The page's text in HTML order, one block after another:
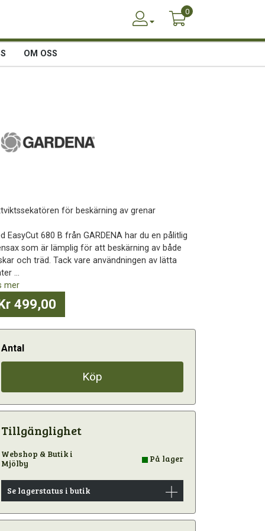
0
OM OSS
för beskärning av grenar
EasyCut 680 B från GARDENA har du en pålitlig
som är lämplig för att beskärning av både
och träd. Tack vare användningen av lätta
...
mer
499,00
Antal
Köp
Tillgänglighet
Webshop & Butik i
Mjölby
På lager
Se lagerstatus i butik